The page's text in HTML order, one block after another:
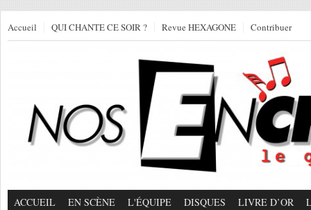
Accueil QUI CHANTE CE SOIR ? Revue HEXAGONE Contribuer
ACCUEIL EN SCÈNE L'ÉQUIPE DISQUES LIVRE D’OR